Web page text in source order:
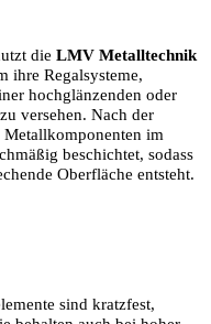
die LMV Metalltechnik
ihre Regalsysteme,
hochglänzenden oder
versehen. Nach der
im
beschichtet, sodass
Oberfläche entsteht.
sind kratzfest,